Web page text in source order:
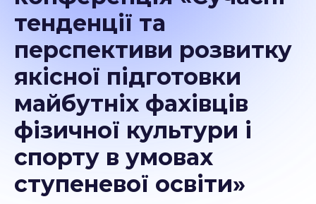
тенденції та
перспективи розвитку
якісної підготовки
майбутніх фахівців
фізичної культури і
спорту в умовах
ступеневої освіти»